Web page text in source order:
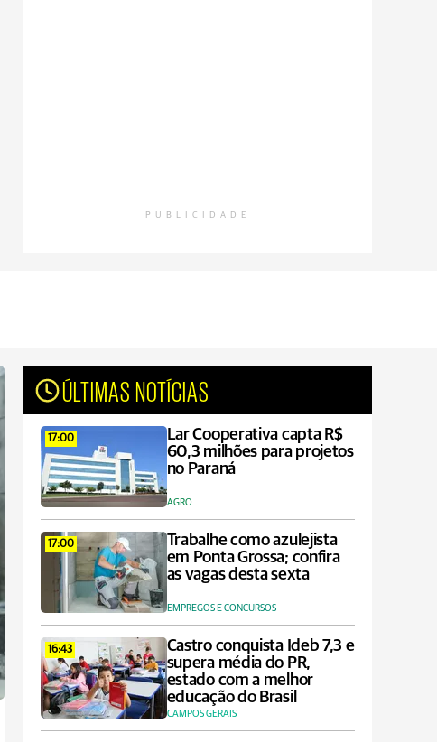
PUBLICIDADE
ÚLTIMAS NOTÍCIAS
17:00
Lar Cooperativa capta R$
60,3 milhões para projetos
no Paraná
AGRO
17:00
Trabalhe como azulejista
em Ponta Grossa; confira
as vagas desta sexta
EMPREGOS E CONCURSOS
16:43
Castro conquista Ideb 7,3 e
supera média do PR,
estado com a melhor
educação do Brasil
CAMPOS GERAIS